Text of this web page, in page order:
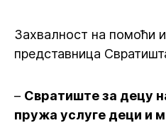
Захвалност на помоћи
представница
– Свратиште за децу
пружа услуге деци и